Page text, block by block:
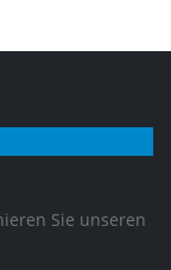
Sie unseren